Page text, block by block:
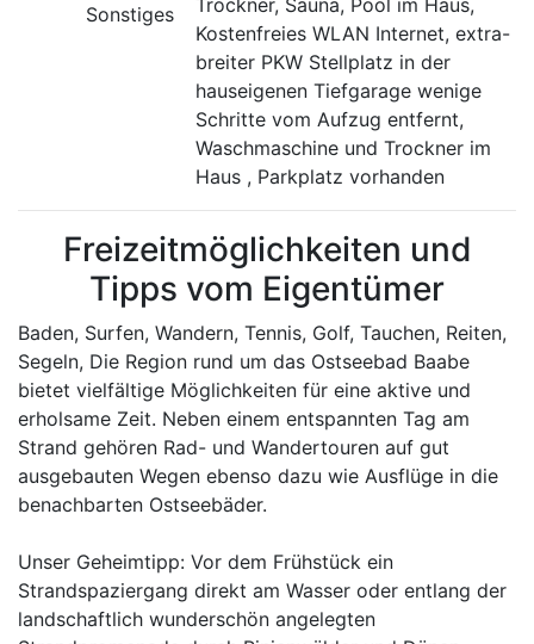
Sonstiges
Trockner, Sauna, Pool im Haus,
Kostenfreies WLAN Internet, extra-
breiter PKW Stellplatz in der
hauseigenen Tiefgarage wenige
Schritte vom Aufzug entfernt,
Waschmaschine und Trockner im
Haus , Parkplatz vorhanden
Freizeitmöglichkeiten und
Tipps vom Eigentümer
Baden, Surfen, Wandern, Tennis, Golf, Tauchen, Reiten,
Segeln, Die Region rund um das Ostseebad Baabe
bietet vielfältige Möglichkeiten für eine aktive und
erholsame Zeit. Neben einem entspannten Tag am
Strand gehören Rad- und Wandertouren auf gut
ausgebauten Wegen ebenso dazu wie Ausflüge in die
benachbarten Ostseebäder.
Unser Geheimtipp: Vor dem Frühstück ein
Strandspaziergang direkt am Wasser oder entlang der
landschaftlich wunderschön angelegten